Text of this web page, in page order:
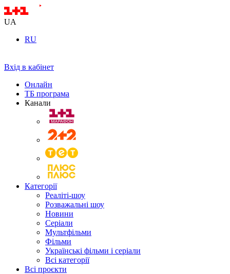
UA
RU
Вхід в кабінет
Онлайн
ТБ програма
Канали
Категорії
Реаліті-шоу
Розважальні шоу
Новини
Серіали
Мультфільми
Фільми
Українські фільми і серіали
Всі категорії
Всі проєкти